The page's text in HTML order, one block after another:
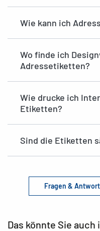
Wie kann ich
Wo finde ich
Adressetiketten?
Wie drucke ich
Etiketten?
Sind die Etiketten
Fragen &
Das könnte Sie